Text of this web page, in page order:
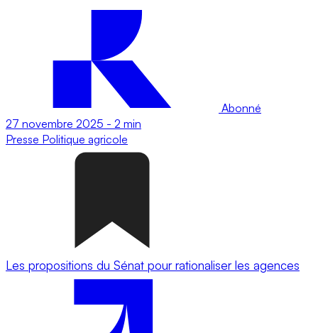
Abonné
27 novembre 2025 - 2 min
Presse Politique agricole
Les propositions du Sénat pour rationaliser les agences